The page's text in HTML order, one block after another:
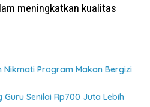
meningkatkan kualitas
Nikmati Program Makan Bergizi
Guru Senilai Rp700 Juta Lebih